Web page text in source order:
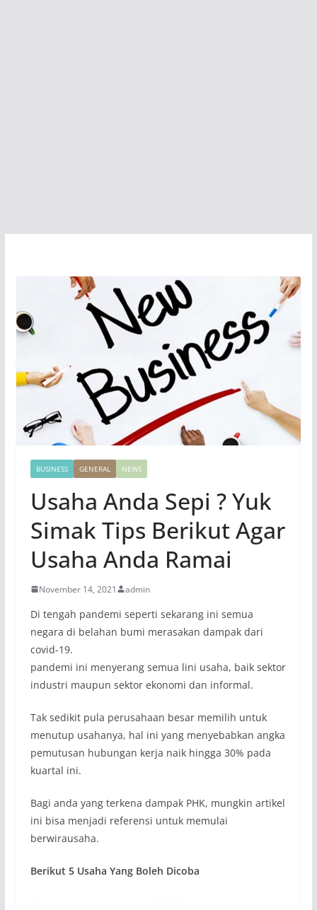
BUSINESS GENERAL NEWS
Usaha Anda Sepi ? Yuk
Simak Tips Berikut Agar
Usaha Anda Ramai
November 14, 2021 admin
Di tengah pandemi seperti sekarang ini semua
negara di belahan bumi merasakan dampak dari
covid-19.
pandemi ini menyerang semua lini usaha, baik sektor
industri maupun sektor ekonomi dan informal.
Tak sedikit pula perusahaan besar memilih untuk
menutup usahanya, hal ini yang menyebabkan angka
pemutusan hubungan kerja naik hingga 30% pada
kuartal ini.
Bagi anda yang terkena dampak PHK, mungkin artikel
ini bisa menjadi referensi untuk memulai
berwirausaha.
Berikut 5 Usaha Yang Boleh Dicoba